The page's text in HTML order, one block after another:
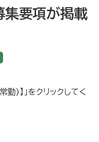
要項が掲載
)】」をクリックしてく